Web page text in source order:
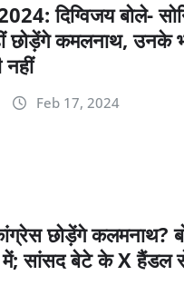
दिग्विजय बोले-
छोड़ेंगे कमलनाथ, उनके
Feb 17, 2024
छोड़ेंगे कलमनाथ?
सांसद बेटे के X हैंडल